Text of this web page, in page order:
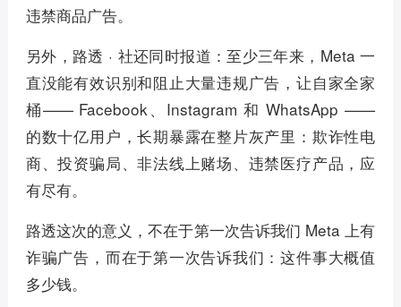
违禁商品广告。
另外，路透 · 社还同时报道：至少三年来，Meta 一
直没能有效识别和阻止大量违规广告，让自家全家
桶—— Facebook、Instagram 和 WhatsApp ——
的数十亿用户，长期暴露在整片灰产里：欺诈性电
商、投资骗局、非法线上赌场、违禁医疗产品，应
有尽有。
路透这次的意义，不在于第一次告诉我们 Meta 上有
诈骗广告，而在于第一次告诉我们：这件事大概值
多少钱。